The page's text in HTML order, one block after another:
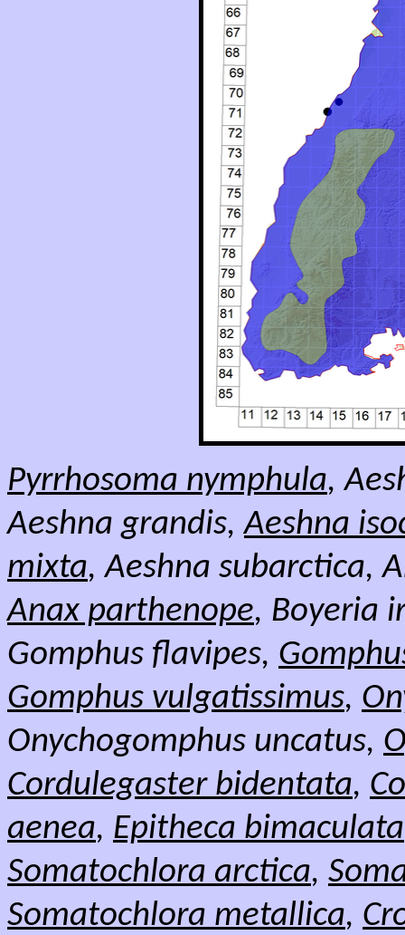
Pyrrhosoma nymphula,
Aeshna grandis,Aeshna
mixta, Aeshna subarctica,
Anax parthenope, Boyeria
Gomphus flavipes,
Gomphus vulgatissimus,
Onychogomphus uncatus,
Cordulegaster bidentata,
aenea, Epitheca bimaculata
Somatochlora arctica,
Somatochlora metallica,